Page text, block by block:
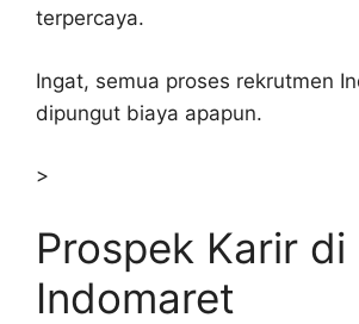
terpercaya.
Ingat, semua proses rekrutmen
dipungut biaya apapun.
>
Prospek Karir di
Indomaret